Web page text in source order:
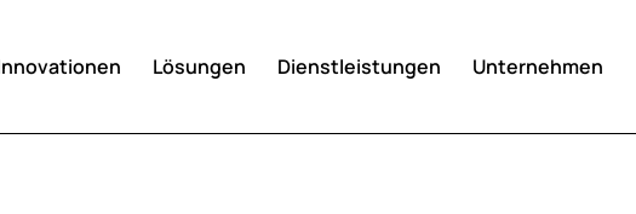
Lösungen Dienstleistungen Unternehmen